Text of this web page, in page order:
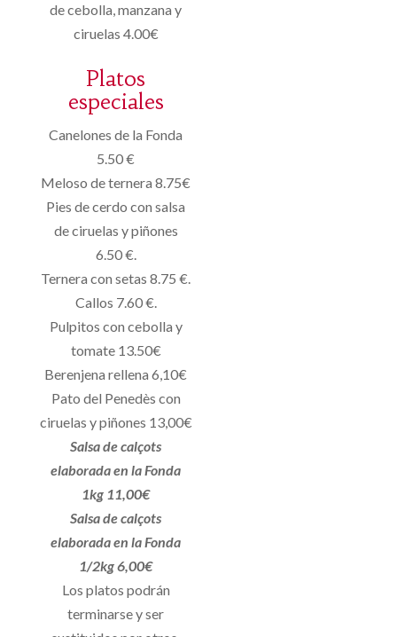
de cebolla, manzana y
ciruelas 4.00€
Platos
especiales
Canelones de la Fonda
5.50 €
Meloso de ternera 8.75€
Pies de cerdo con salsa
de ciruelas y piñones
6.50 €.
Ternera con setas 8.75 €.
Callos 7.60 €.
Pulpitos con cebolla y
tomate 13.50€
Berenjena rellena 6,10€
Pato del Penedès con
ciruelas y piñones 13,00€
Salsa de calçots
elaborada en la Fonda
1kg 11,00€
Salsa de calçots
elaborada en la Fonda
1/2kg 6,00€
Los platos podrán
terminarse y ser